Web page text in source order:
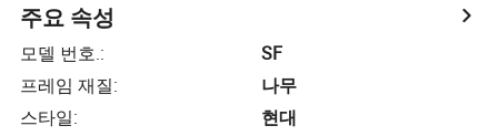
주요 속성
모델 번호.:
SF
프레임 재질:
나무
스타일:
현대